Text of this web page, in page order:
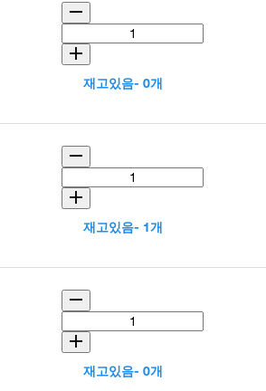
재고있음- 0개
재고있음- 1개
재고있음- 0개